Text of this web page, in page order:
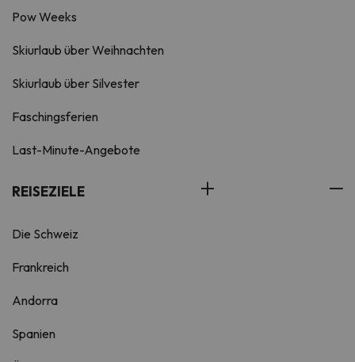
Pow Weeks
Skiurlaub über Weihnachten
Skiurlaub über Silvester
Faschingsferien
Last-Minute-Angebote
REISEZIELE
Die Schweiz
Frankreich
Andorra
Spanien